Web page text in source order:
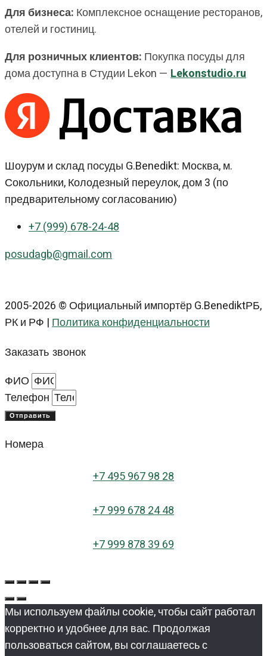
Для бизнеса: Комплексное оснащение ресторанов,
отелей и гостиниц.
Для розничных клиентов: Покупка посуды для
дома доступна в Студии Lekon — Lekonstudio.ru
Шоурум и склад посуды G.Benedikt: Москва, м.
Сокольники, Колодезный переулок, дом 3 (по
предварительному согласованию)
+7 (999) 678-24-48
posudagb@gmail.com
2005-2026 © Официальный импортёр G.BenediktРБ,
РК и РФ |Политика конфиденциальности
Заказать звонок
ФИО
Телефон
Отправить
Номера
+7 495 967 98 28
+7 999 678 24 48
+7 999 878 39 69
Мы используем файлы cookie, чтобы сайт работал
корректно и удобнее для вас. Продолжая
пользоваться сайтом, вы соглашаетесь с